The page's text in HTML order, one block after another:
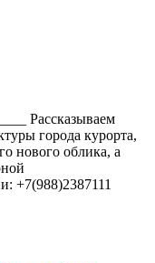
Рассказываем
города курорта,
нового облика, а
+7(988)2387111